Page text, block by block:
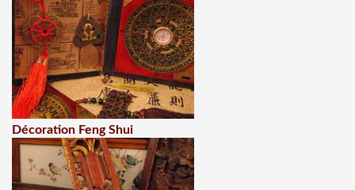
Décoration Feng Shui